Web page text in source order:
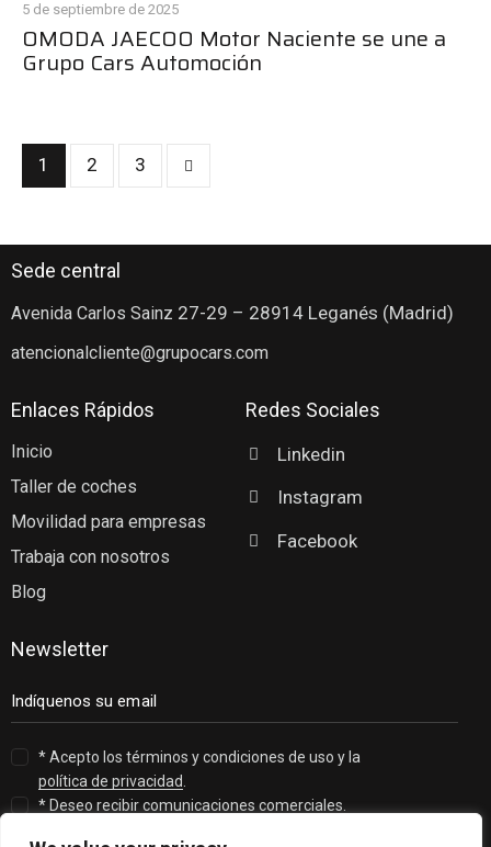
5 de septiembre de 2025
OMODA JAECOO Motor Naciente se une a
Grupo Cars Automoción
1 2 3
Sede central
Avenida Carlos Sainz 27-29 – 28914 Leganés (Madrid)
atencionalcliente@grupocars.com
Enlaces Rápidos
Inicio
Taller de coches
Movilidad para empresas
Trabaja con nosotros
Blog
Redes Sociales
Linkedin
Instagram
Facebook
Newsletter
* Acepto los términos y condiciones de uso y la
política de privacidad
* Deseo recibir comunicaciones comerciales.